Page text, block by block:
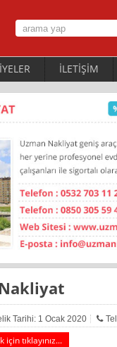
İLETİŞİM
Nakliyat
Tarihi: 1 Ocak 2020
tıklayınız...